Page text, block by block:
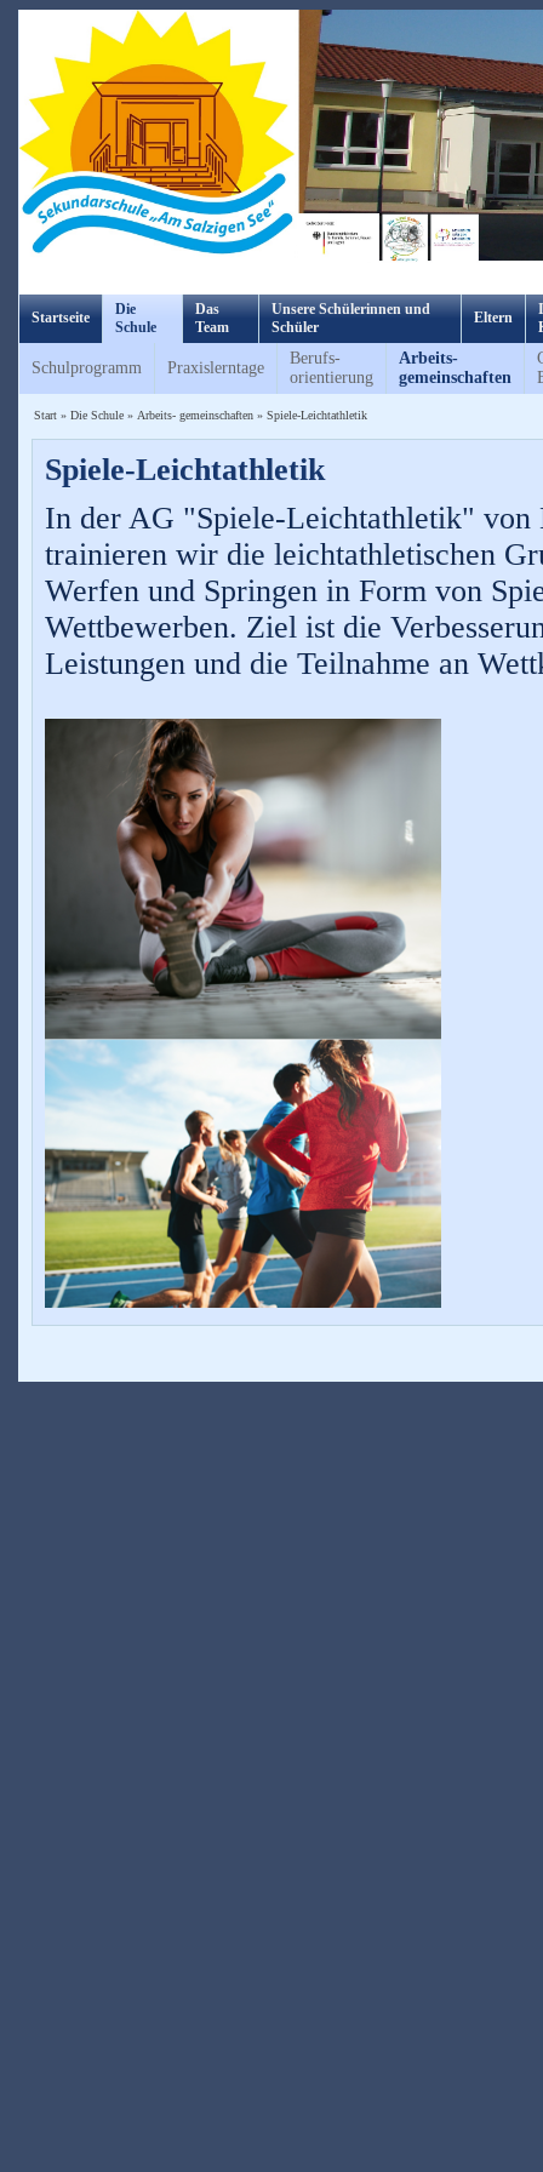
Startseite
Die
Schule
Das
Team
Unsere Schülerinnen und
Schüler
Eltern
Schulprogramm Praxislerntage
Berufs-
orientierung
Arbeits-
gemeinschaften
Start» Die Schule» Arbeits- gemeinschaften» Spiele-Leichtathletik
Spiele-Leichtathletik
In der AG "Spiele-Leichtathletik" von
trainieren wir die leichtathletischen
Werfen und Springen in Form von
Wettbewerben. Ziel ist die
Leistungen und die Teilnahme an